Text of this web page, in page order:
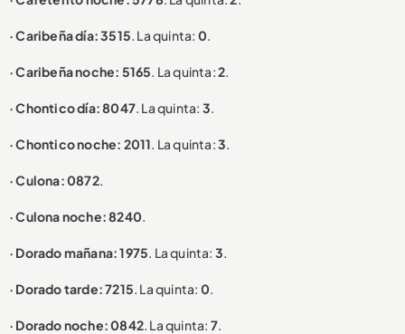
· Caribeña día: 3515. La quinta: 0.
· Caribeña noche: 5165. La quinta:2.
· Chontico día: 8047. La quinta: 3.
· Chontico noche: 2011. La quinta:3.
· Culona: 0872.
· Culona noche: 8240.
· Dorado mañana: 1975. La quinta: 3.
· Dorado tarde: 7215. La quinta: 0.
· Dorado noche: 0842. La quinta: 7.